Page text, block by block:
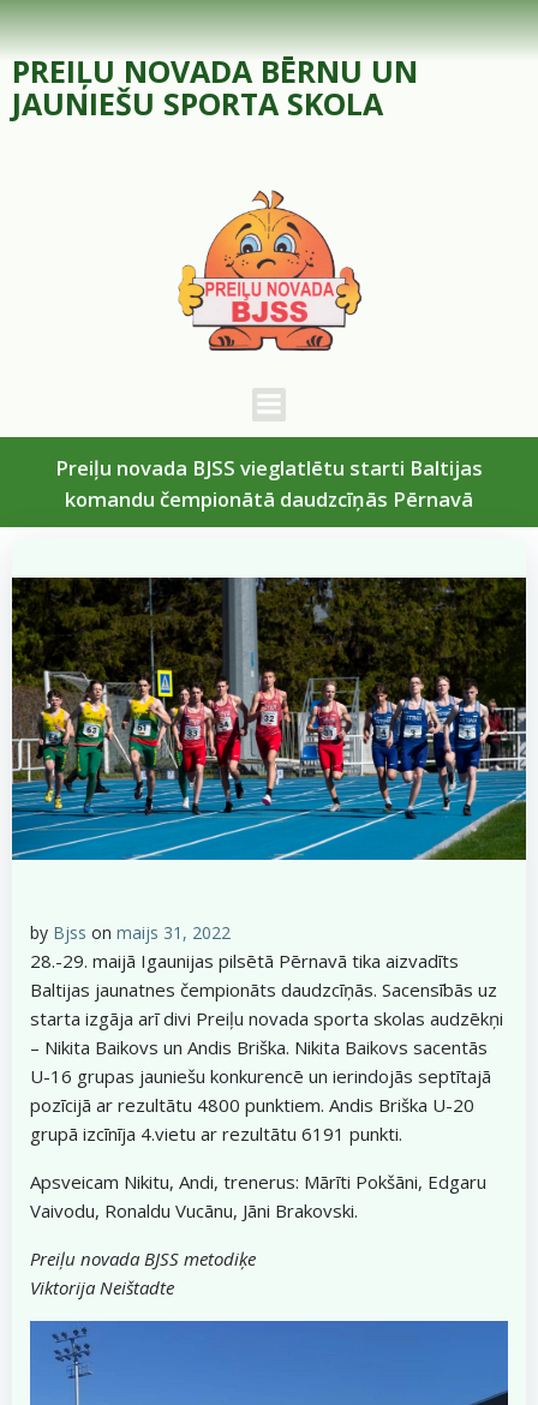
Skip
to
content
PREIĻU NOVADA BĒRNU UN
JAUNIEŠU SPORTA SKOLA
Preiļu novada BJSS vieglatlētu starti Baltijas
komandu čempionātā daudzcīņās Pērnavā
by Bjss on maijs 31, 2022
28.-29. maijā Igaunijas pilsētā Pērnavā tika aizvadīts
Baltijas jaunatnes čempionāts daudzcīņās. Sacensībās uz
starta izgāja arī divi Preiļu novada sporta skolas audzēkņi
– Nikita Baikovs un Andis Briška. Nikita Baikovs sacentās
U-16 grupas jauniešu konkurencē un ierindojās septītajā
pozīcijā ar rezultātu 4800 punktiem. Andis Briška U-20
grupā izcīnīja 4.vietu ar rezultātu 6191 punkti.
Apsveicam Nikitu, Andi, trenerus: Mārīti Pokšāni, Edgaru
Vaivodu, Ronaldu Vucānu, Jāni Brakovski.
Preiļu novada BJSS metodiķe
Viktorija Neištadte